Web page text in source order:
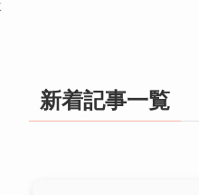
新着記事一覧